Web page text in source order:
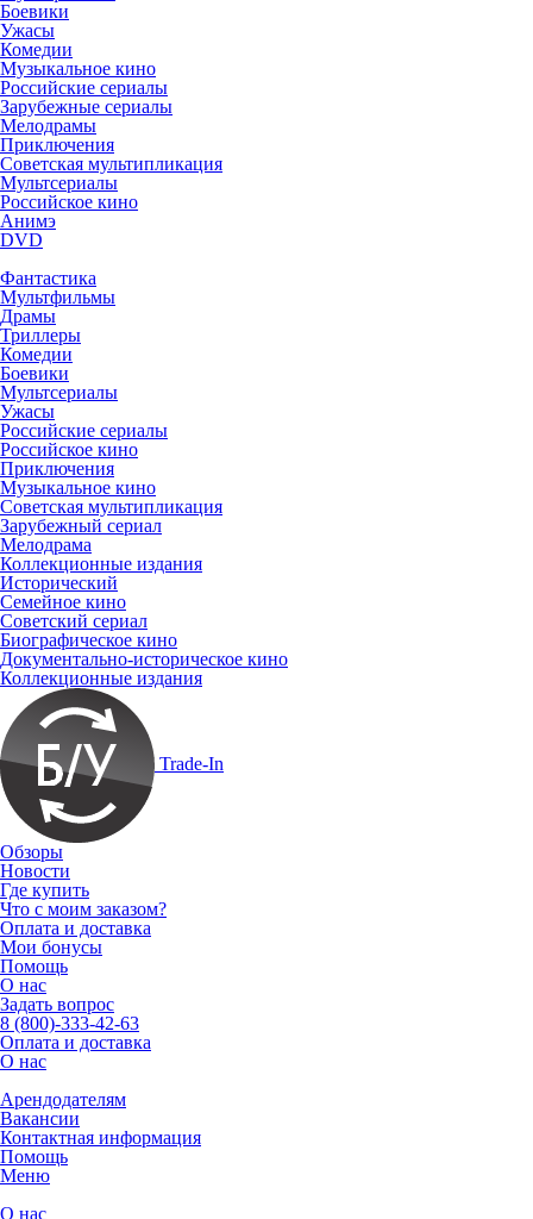
Боевики
Ужасы
Комедии
Музыкальное кино
Российские сериалы
Зарубежные сериалы
Мелодрамы
Приключения
Советская мультипликация
Мультсериалы
Российское кино
Анимэ
DVD
Фантастика
Мультфильмы
Драмы
Триллеры
Комедии
Боевики
Мультсериалы
Ужасы
Российские сериалы
Российское кино
Приключения
Музыкальное кино
Советская мультипликация
Зарубежный сериал
Мелодрама
Коллекционные издания
Исторический
Семейное кино
Советский сериал
Биографическое кино
Документально-историческое кино
Коллекционные издания
Trade-In
Обзоры
Новости
Где купить
Что с моим заказом?
Оплата и доставка
Мои бонусы
Помощь
О нас
Задать вопрос
8 (800)-333-42-63
Оплата и доставка
О нас
Арендодателям
Вакансии
Контактная информация
Помощь
Меню
О нас